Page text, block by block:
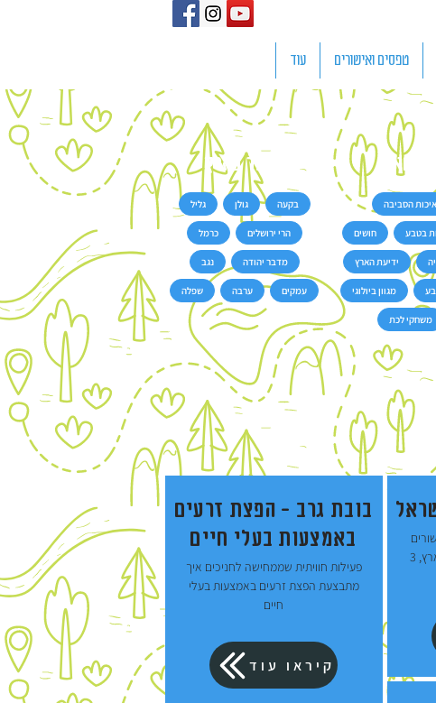
טפסים ואישורים עוד
איזור בארץ
בקעה גולן גליל
הרי ירושלים כרמל
מדבר יהודה נגב
עמקים ערבה שפלה
נושא
איכות הסביבה
בטבע חושים
ידיעת הארץ
מגוון ביולוגי
משחקי לכת
לטבע (5 פרחי חורף, 3 נחלים בארץ, 3
בובת גרב - הפצת זרעים
באמצעות בעלי חיים
פעילות חוויתית שממחישה לחניכים איך
מתבצעת הפצת זרעים באמצעות בעלי
חיים
קיראו עוד